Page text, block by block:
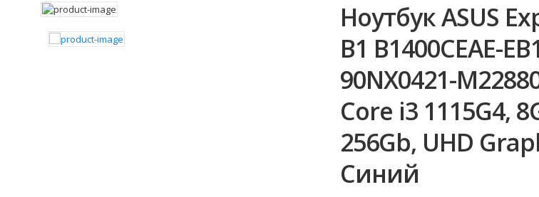
Ноутбук ASUS
B1 B1400CEAE-
90NX0421-
Core i3 1115G4,
256Gb, UHD
Синий